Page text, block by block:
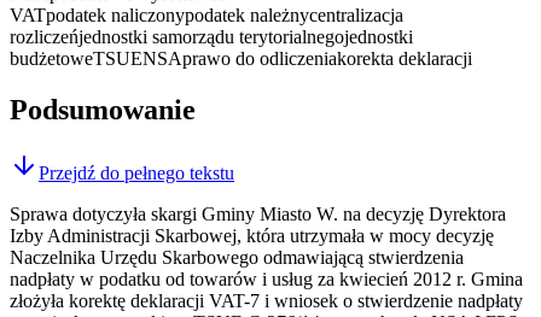
VATpodatek naliczonypodatek należnycentralizacja
rozliczeńjednostki samorządu terytorialnegojednostki
budżetoweTSUENSAprawo do odliczeniakorekta deklaracji
Podsumowanie
Przejdź do pełnego tekstu
Sprawa dotyczyła skargi Gminy Miasto W. na decyzję Dyrektora
Izby Administracji Skarbowej, która utrzymała w mocy decyzję
Naczelnika Urzędu Skarbowego odmawiającą stwierdzenia
nadpłaty w podatku od towarów i usług za kwiecień 2012 r. Gmina
złożyła korektę deklaracji VAT-7 i wniosek o stwierdzenie nadpłaty